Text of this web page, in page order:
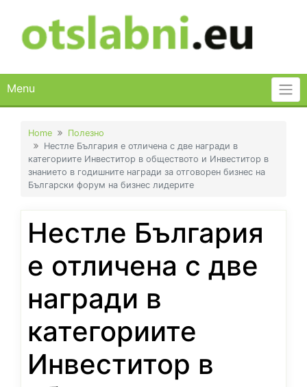
content
Menu
Home
Полезно
Нестле България е отличена с две награди в
категориите Инвеститор в обществото и Инвеститор в
знанието в годишните награди за отговорен бизнес на
Български форум на бизнес лидерите
Нестле България
е отличена с две
награди в
категориите
Инвеститор в